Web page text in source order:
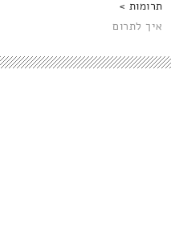
תרומות
איך לתרום